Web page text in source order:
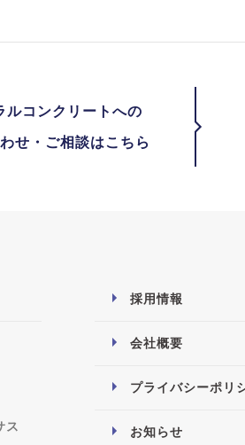
ルコンクリートへの
せ・ご相談はこちら
ス
採用情報
会社概要
プライバシーポリ
お知らせ